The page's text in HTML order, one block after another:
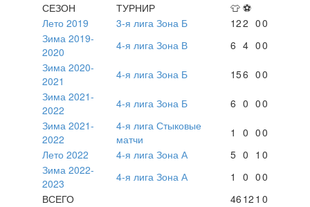
СЕЗОН
ТУРНИР 👕 ⚽
Лето 2019
3-я лига Зона Б 122 00
Зима 2019-
2020
4-я лига Зона В 6 4 00
Зима 2020-
2021
4-я лига Зона Б 156 00
Зима 2021-
2022
4-я лига Зона Б 6 0 00
Зима 2021-
2022
4-я лига Стыковые
матчи
1 0 00
Лето 2022
4-я лига Зона А 5 0 1 0
Зима 2022-
2023
4-я лига Зона А 1 0 00
ВСЕГО
46 12 1 0